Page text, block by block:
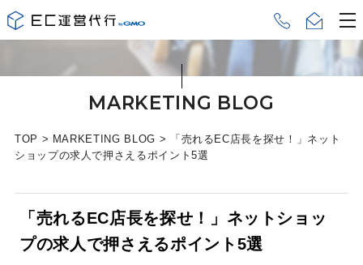
MARKETING BLOG
TOP > MARKETING BLOG >
「売れるEC店長を探せ！」ネット
ショップの求人で押さえるポイント5選
「売れるEC店長を探せ！」ネットショッ
プの求人で押さえるポイント5選